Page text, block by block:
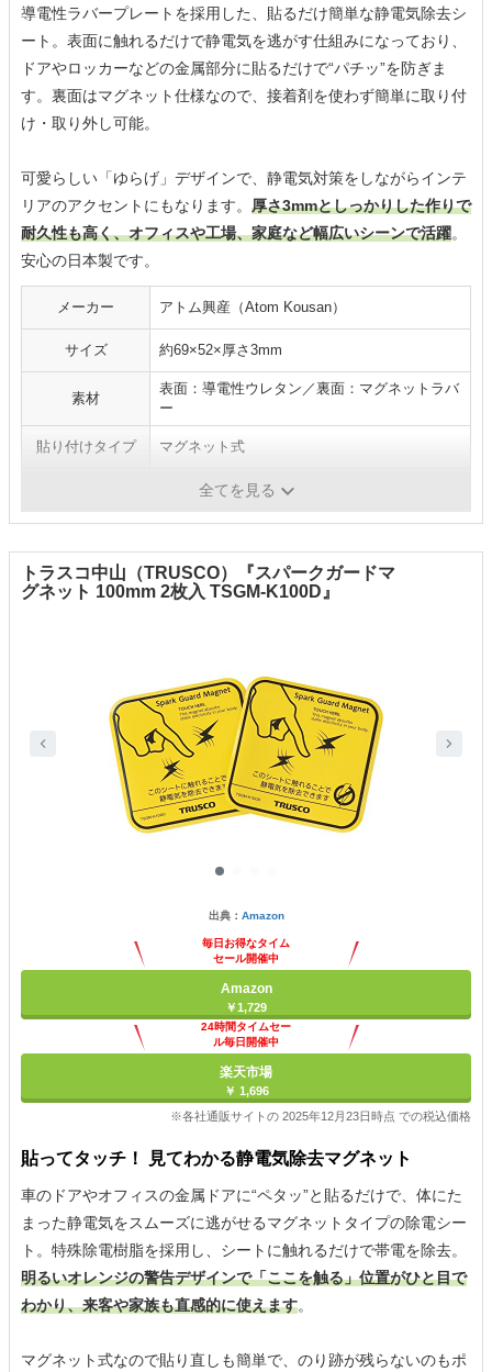
導電性ラバープレートを採用した、貼るだけ簡単な静電気除去シ
ート。表面に触れるだけで静電気を逃がす仕組みになっており、
ドアやロッカーなどの金属部分に貼るだけで“パチッ”を防ぎま
す。裏面はマグネット仕様なので、接着剤を使わず簡単に取り付
け・取り外し可能。
可愛らしい「ゆらげ」デザインで、静電気対策をしながらインテ
リアのアクセントにもなります。 厚さ3mmとしっかりした作りで
耐久性も高く、オフィスや工場、家庭など幅広いシーンで活躍。
安心の日本製です。
メーカー アトム興産（Atom Kousan）
サイズ 約69×52×厚さ3mm
素材
表面：導電性ウレタン／裏面：マグネットラバ
ー
貼り付けタイプ マグネット式
金属製ドア・ロッカー・デスク・工場設備
全てを見る
トラスコ中山（TRUSCO）『スパークガードマ
グネット 100mm 2枚入 TSGM-K100D』
出典： Amazon
毎日お得なタイム
セール開催中
Amazon
￥1,729
24時間タイムセー
ル毎日開催中
楽天市場
￥ 1,696
※各社通販サイトの 2025年12月23日時点 での税込価格
貼ってタッチ！ 見てわかる静電気除去マグネット
車のドアやオフィスの金属ドアに“ペタッ”と貼るだけで、体にた
まった静電気をスムーズに逃がせるマグネットタイプの除電シー
ト。特殊除電樹脂を採用し、シートに触れるだけで帯電を除去。
明るいオレンジの警告デザインで「ここを触る」位置がひと目で
わかり、来客や家族も直感的に使えます。
マグネット式なので貼り直しも簡単で、のり跡が残らないのもポ